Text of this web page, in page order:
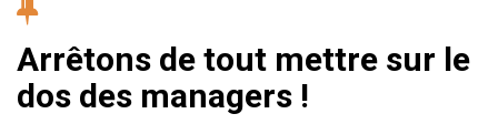
Arrêtons de tout mettre sur le
dos des managers !